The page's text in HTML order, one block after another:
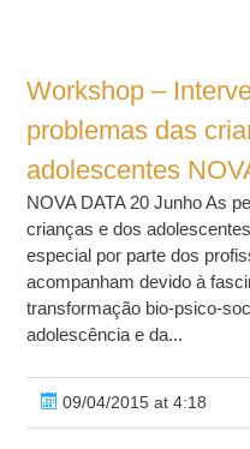
Workshop –
problemas das
adolescentes
NOVA DATA 20 Junho As
crianças e dos
especial por parte dos
acompanham devido à
transformação bio-psico-
adolescência e da...
09/04/2015 at 4:18